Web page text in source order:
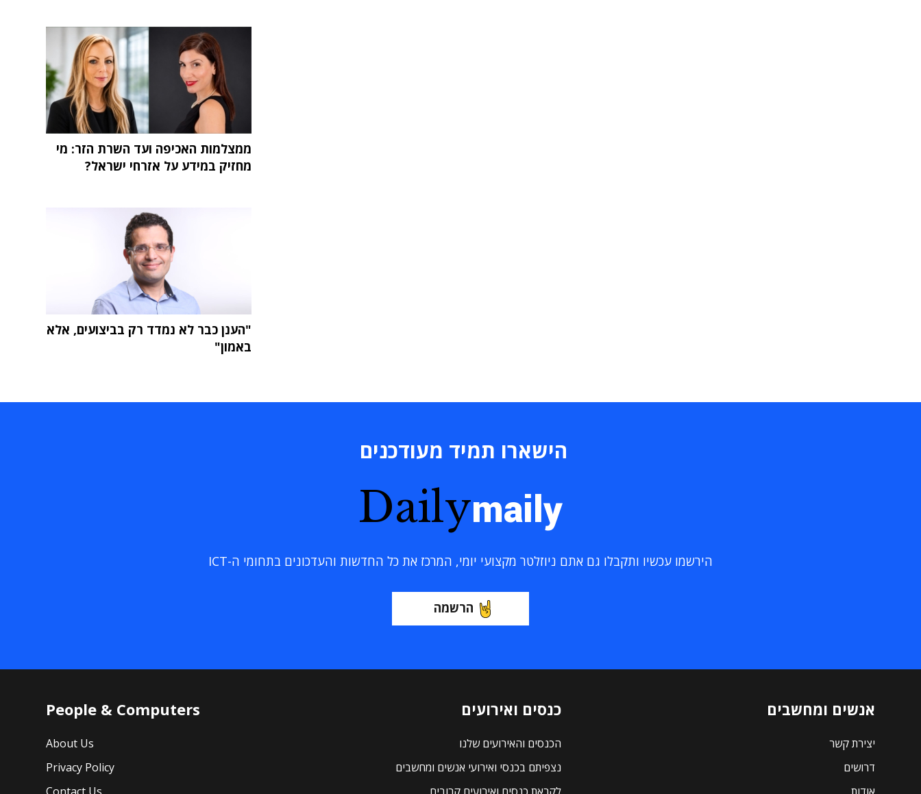
ממצלמות האכיפה ועד השרת הזר: מי
מחזיק במידע על אזרחי ישראל?
"הענן כבר לא נמדד רק בביצועים, אלא
באמון"
הישארו תמיד מעודכנים
Dailymaily
הירשמו עכשיו ותקבלו גם אתם ניוזלטר מקצועי יומי, המרכז את כל החדשות והעדכונים בתחומי ה-ICT
הרשמה
אנשים ומחשבים
יצירת קשר
דרושים
כנסים ואירועים
הכנסים והאירועים שלנו
נצפיתם בכנסי ואירועי אנשים ומחשבים
People & Computers
About Us
Privacy Policy